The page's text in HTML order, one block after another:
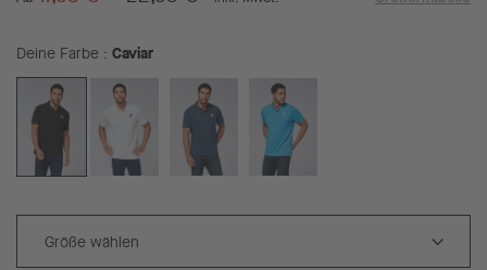
Deine Farbe Caviar